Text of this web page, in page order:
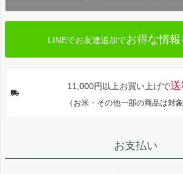
LINEでお友達追加でお得な情報
11,000円以上お買い上げで
（お米・その他一部の商品は対
お支払い